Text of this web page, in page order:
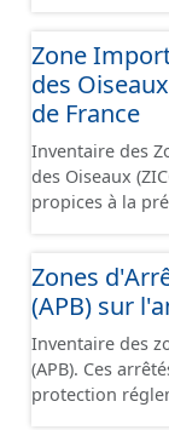
peuvent être
Communautaire. Le réseau Natura 2000 comprend 2
types de zones
Conservation
Zone
des
de France
Inventaire des
des Oiseaux
propices à la
généralement
sites Natura
Zones
(APB) sur
Inventaire des
(APB). Ces
protection